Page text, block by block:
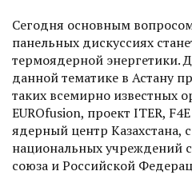
Сегодня основным
панельных дискуссиях
термоядерной энергетики.
данной тематике в Астану
таких всемирно известных
EUROfusion, проект ITER,
ядерный центр Казахстана,
национальных учреждений
союза и Российской